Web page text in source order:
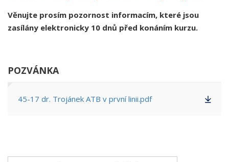
Věnujte prosím pozornost informacím, které jsou
zasílány elektronicky 10 dnů před konáním kurzu.
POZVÁNKA
45-17 dr. Trojánek ATB v první linii.pdf